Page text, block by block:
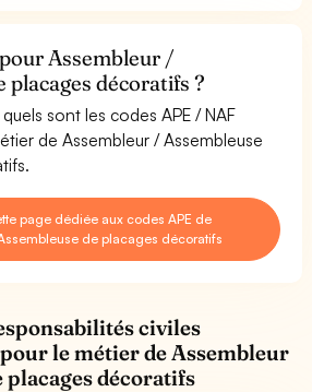
Assembleur /
placages décoratifs ?
sont les codes APE / NAF
de Assembleur / Assembleuse
page dédiée aux codes APE de
de placages décoratifs
civiles
le métier de Assembleur
placages décoratifs